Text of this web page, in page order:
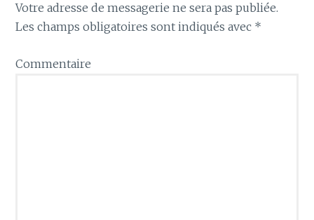
Votre adresse de messagerie ne sera pas publiée.
Les champs obligatoires sont indiqués avec *
Commentaire